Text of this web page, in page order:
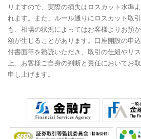
りますので、実際の損失はロスカット水準
れます。また、ルール通りにロスカット取
も、相場の状況によってはお客様よりお預
額が生じることがあります。口座開設の申
付書面等を熟読いただき、取引の仕組やリ
上、お客様ご自身の判断と責任においてお
申し上げます。